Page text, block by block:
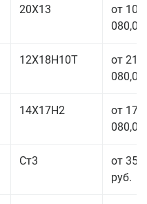
20Х13
от 103
080,00
12Х18Н10Т
от 211
080,00
14Х17Н2
от 178
080,00
Ст3
от 35
руб.